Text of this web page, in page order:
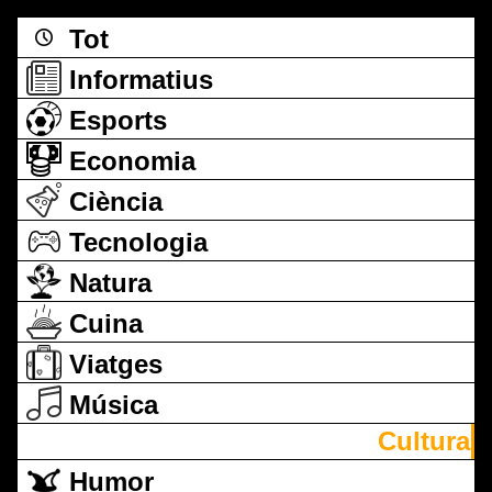
Tot
Informatius
Esports
Economia
Ciència
Tecnologia
Natura
Cuina
Viatges
Música
Cultura
Humor